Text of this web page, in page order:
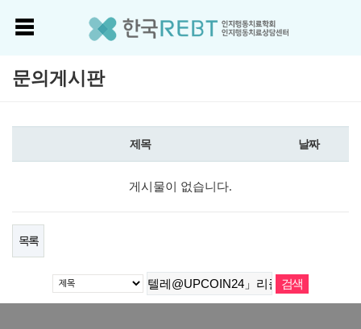
문의게시판
제목 날짜
게시물이 없습니다.
목록